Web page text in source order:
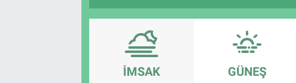
İMSAK GÜNEŞ
Erişim Bilgileri